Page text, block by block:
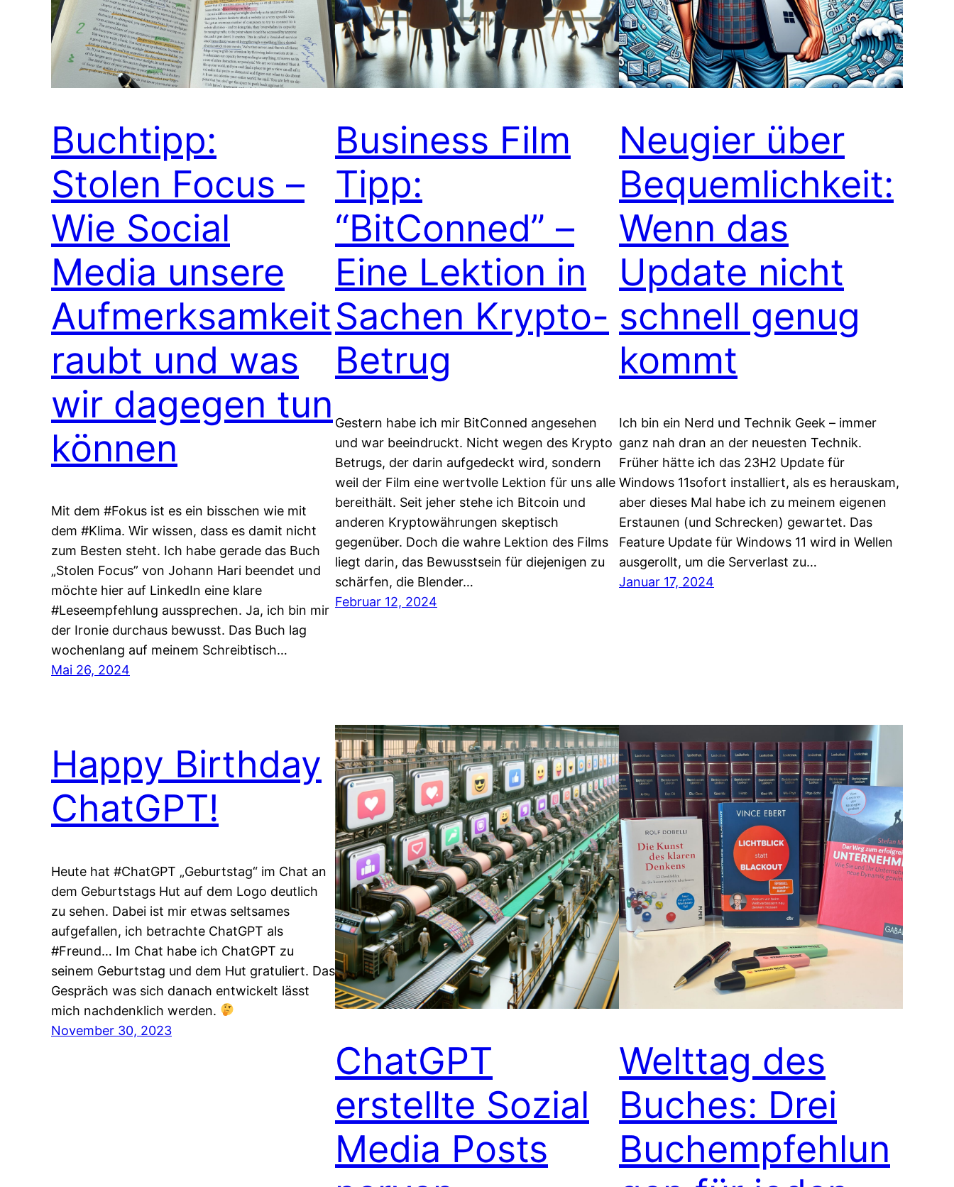
Buchtipp:
Stolen Focus –
Wie Social
Media unsere
Aufmerksamkeit
raubt und was
wir dagegen tun
können
Mit dem #Fokus ist es ein bisschen wie mit
dem #Klima. Wir wissen, dass es damit nicht
zum Besten steht. Ich habe gerade das Buch
„Stolen Focus” von Johann Hari beendet und
möchte hier auf LinkedIn eine klare
#Leseempfehlung aussprechen. Ja, ich bin mir
der Ironie durchaus bewusst. Das Buch lag
wochenlang auf meinem Schreibtisch…
Mai 26, 2024
Business Film
Tipp:
“BitConned” –
Eine Lektion in
Sachen Krypto-
Betrug
Gestern habe ich mir BitConned angesehen
und war beeindruckt. Nicht wegen des Krypto
Betrugs, der darin aufgedeckt wird, sondern
weil der Film eine wertvolle Lektion für uns alle
bereithält. Seit jeher stehe ich Bitcoin und
anderen Kryptowährungen skeptisch
gegenüber. Doch die wahre Lektion des Films
liegt darin, das Bewusstsein für diejenigen zu
schärfen, die Blender…
Februar 12, 2024
Neugier über
Bequemlichkeit:
Wenn das
Update nicht
schnell genug
kommt
Ich bin ein Nerd und Technik Geek – immer
ganz nah dran an der neuesten Technik.
Früher hätte ich das 23H2 Update für
Windows 11sofort installiert, als es herauskam,
aber dieses Mal habe ich zu meinem eigenen
Erstaunen (und Schrecken) gewartet. Das
Feature Update für Windows 11 wird in Wellen
ausgerollt, um die Serverlast zu…
Januar 17, 2024
Happy Birthday
ChatGPT!
Heute hat #ChatGPT „Geburtstag“ im Chat an
dem Geburtstags Hut auf dem Logo deutlich
zu sehen. Dabei ist mir etwas seltsames
aufgefallen, ich betrachte ChatGPT als
#Freund… Im Chat habe ich ChatGPT zu
seinem Geburtstag und dem Hut gratuliert. Das
Gespräch was sich danach entwickelt lässt
mich nachdenklich werden.
November 30, 2023
ChatGPT
erstellte Sozial
Media Posts
Welttag des
Buches: Drei
Buchempfehlun